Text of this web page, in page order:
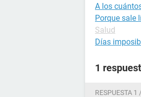
A los
Porque sale
Salud
Días
1
RESPUESTA 1